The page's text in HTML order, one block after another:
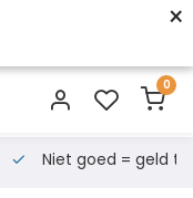
×
0
Niet goed = geld